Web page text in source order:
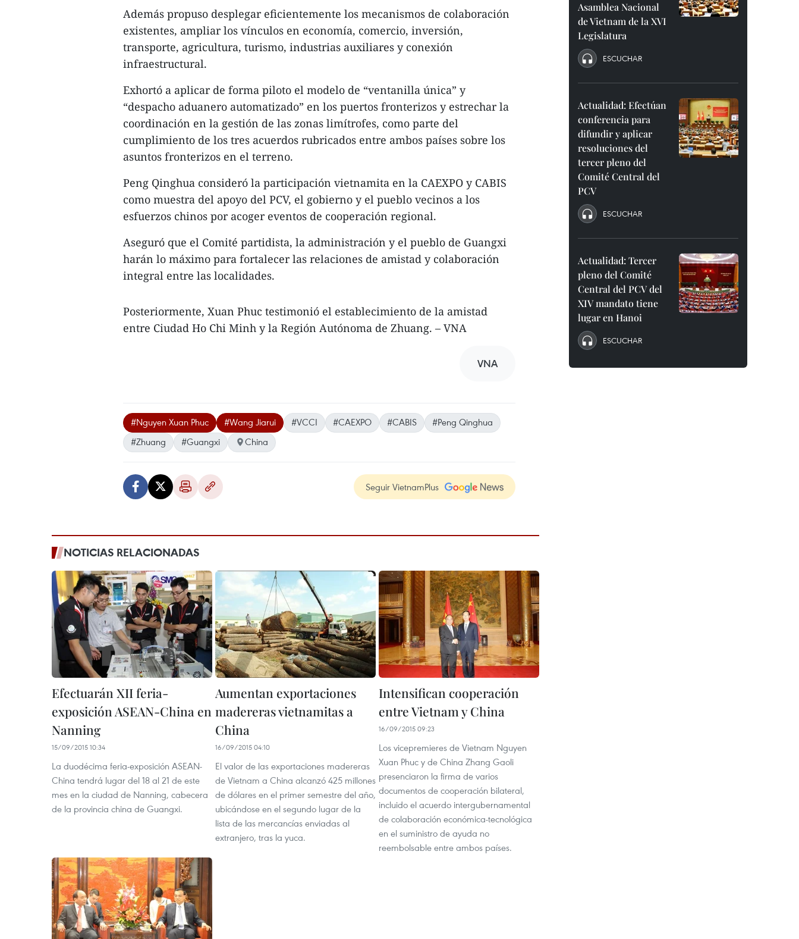
Además propuso desplegar eficientemente los mecanismos de colaboración
existentes, ampliar los vínculos en economía, comercio, inversión,
transporte, agricultura, turismo, industrias auxiliares y conexión
infraestructural.
Exhortó a aplicar de forma piloto el modelo de “ventanilla única” y
“despacho aduanero automatizado” en los puertos fronterizos y estrechar la
coordinación en la gestión de las zonas limítrofes, como parte del
cumplimiento de los tres acuerdos rubricados entre ambos países sobre los
asuntos fronterizos en el terreno.
Peng Qinghua consideró la participación vietnamita en la CAEXPO y CABIS
como muestra del apoyo del PCV, el gobierno y el pueblo vecinos a los
esfuerzos chinos por acoger eventos de cooperación regional.
Aseguró que el Comité partidista, la administración y el pueblo de Guangxi
harán lo máximo para fortalecer las relaciones de amistad y colaboración
integral entre las localidades.
Posteriormente, Xuan Phuc testimonió el establecimiento de la amistad
entre Ciudad Ho Chi Minh y la Región Autónoma de Zhuang. – VNA
VNA
#Nguyen Xuan Phuc #Wang Jiarui #VCCI #CAEXPO #CABIS
#Peng Qinghua
#Zhuang
#Guangxi China
Seguir VietnamPlus
NOTICIAS RELACIONADAS
Efectuarán XII feria-
exposición ASEAN-China en
Nanning
15/09/2015 10:34
La duodécima feria-exposición ASEAN-
China tendrá lugar del 18 al 21 de este
mes en la ciudad de Nanning, cabecera
de la provincia china de Guangxi.
Aumentan exportaciones
madereras vietnamitas a
China
16/09/2015 04:10
El valor de las exportaciones madereras
de Vietnam a China alcanzó 425 millones
de dólares en el primer semestre del año,
ubicándose en el segundo lugar de la
lista de las mercancías enviadas al
extranjero, tras la yuca.
Intensifican cooperación
entre Vietnam y China
16/09/2015 09:23
Los vicepremieres de Vietnam Nguyen
Xuan Phuc y de China Zhang Gaoli
presenciaron la firma de varios
documentos de cooperación bilateral,
incluido el acuerdo intergubernamental
de colaboración económica-tecnológica
en el suministro de ayuda no
reembolsable entre ambos países.
Asamblea Nacional
de Vietnam de la XVI
Legislatura
ESCUCHAR
Actualidad: Efectúan
conferencia para
difundir y aplicar
resoluciones del
tercer pleno del
Comité Central del
PCV
ESCUCHAR
Actualidad: Tercer
pleno del Comité
Central del PCV del
XIV mandato tiene
lugar en Hanoi
ESCUCHAR